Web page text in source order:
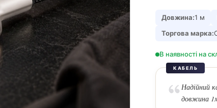
Довжина:1 м
Торгова марка:
В наявності на
КАБЕЛЬ
Надійний
довжина